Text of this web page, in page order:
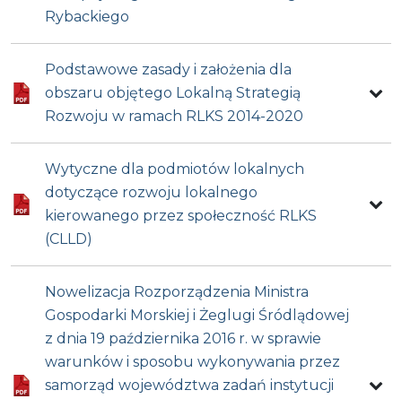
Rybackiego
Podstawowe zasady i założenia dla
obszaru objętego Lokalną Strategią
Rozwoju w ramach RLKS 2014-2020
Wytyczne dla podmiotów lokalnych
dotyczące rozwoju lokalnego
kierowanego przez społeczność RLKS
(CLLD)
Nowelizacja Rozporządzenia Ministra
Gospodarki Morskiej i Żeglugi Śródlądowej
z dnia 19 października 2016 r. w sprawie
warunków i sposobu wykonywania przez
samorząd województwa zadań instytucji